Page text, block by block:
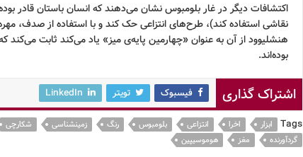
اکتشافات دیگر در غار بلومبوس نشان می‌دهند که انسان باستان قادر
نقاشی استفاده کند)، طرح‌های انتزاعی حک کند و با استفاده از صدف،
هنشلیوود از آن به عنوان «چهارمین پایه‌ی میز» یاد می‌کند ثابت می‌کند
بوده‌اند.
اشتراک گذاری فیسبوک تویتر LinkedIn
Tags ابزار اخرا انتزاعی بلومبوس رنگ زمینشناسی شکارچی
گردآورنده
مغز هوموسیپین